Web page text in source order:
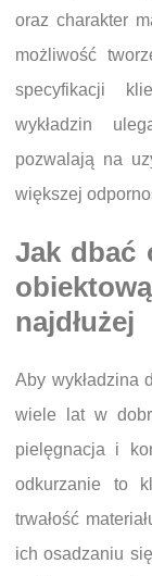
oraz charakter
możliwość
specyfikacji
wykładzin
pozwalają na
większej
Jak dbać
najdłużej
Aby wykładzina
wiele lat w
pielęgnacja i
odkurzanie to
trwałość
ich osadzaniu